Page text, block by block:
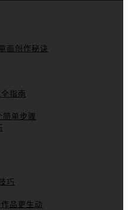
画创作秘诀
指南
简单步骤
巧
品更生动